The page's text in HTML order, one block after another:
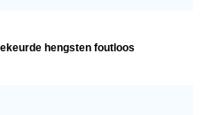
hengsten foutloos